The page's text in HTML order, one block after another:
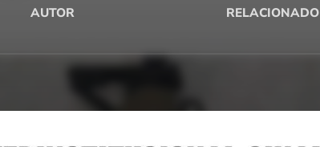
AUTOR RELACIONADO